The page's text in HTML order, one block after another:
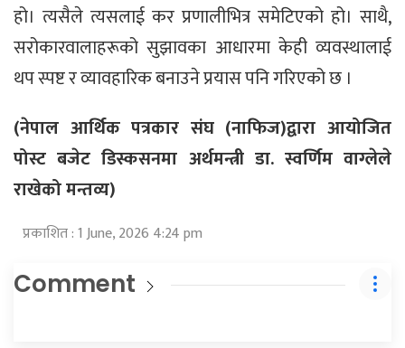
हो। त्यसैले त्यसलाई कर प्रणालीभित्र समेटिएको हो। साथै,
सरोकारवालाहरूको सुझावका आधारमा केही व्यवस्थालाई
थप स्पष्ट र व्यावहारिक बनाउने प्रयास पनि गरिएको छ ।
(नेपाल आर्थिक पत्रकार संघ (नाफिज)द्वारा आयोजित
पोस्ट बजेट डिस्कसनमा अर्थमन्त्री डा. स्वर्णिम वाग्लेले
राखेको मन्तव्य)
प्रकाशित : 1 June, 2026 4:24 pm
Comment